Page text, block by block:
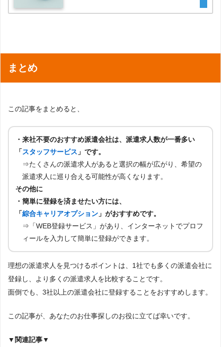
まとめ
この記事をまとめると、
・来社不要のおすすめ派遣会社は、派遣求人数が一番多い
「スタッフサービス 」です。
⇒たくさんの派遣求人があると選択の幅が広がり、希望の
派遣求人に巡り合える可能性が高くなります。
その他に
・簡単に登録を済ませたい方には、
「綜合キャリアオプション 」がおすすめです。
⇒「WEB登録サービス」があり、インターネットでプロフ
ィールを入力して簡単に登録ができます。
理想の派遣求人を見つけるポイントは、1社でも多くの派遣会社に
登録し、より多くの派遣求人を比較することです。
面倒でも、3社以上の派遣会社に登録することをおすすめします。
この記事が、あなたのお仕事探しのお役に立てば幸いです。
▼関連記事▼